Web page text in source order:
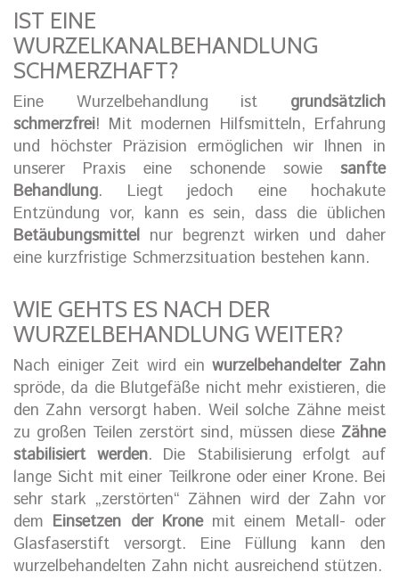
IST EINE
WURZELKANALBEHANDLUNG
SCHMERZHAFT?
Eine Wurzelbehandlung ist grundsätzlich
schmerzfrei! Mit modernen Hilfsmitteln, Erfahrung
und höchster Präzision ermöglichen wir Ihnen in
unserer Praxis eine schonende sowie sanfte
Behandlung. Liegt jedoch eine hochakute
Entzündung vor, kann es sein, dass die üblichen
Betäubungsmittel nur begrenzt wirken und daher
eine kurzfristige Schmerzsituation bestehen kann.
WIE GEHTS ES NACH DER
WURZELBEHANDLUNG WEITER?
Nach einiger Zeit wird einwurzelbehandelter Zahn
spröde, da die Blutgefäße nicht mehr existieren, die
den Zahn versorgt haben. Weil solche Zähne meist
zu großen Teilen zerstört sind, müssen diese Zähne
stabilisiert werden. Die Stabilisierung erfolgt auf
lange Sicht mit einer Teilkrone oder einer Krone. Bei
sehr stark „zerstörten“ Zähnen wird der Zahn vor
dem Einsetzen der Kronemit einem Metall- oder
Glasfaserstift versorgt. Eine Füllung kann den
wurzelbehandelten Zahn nicht ausreichend stützen.